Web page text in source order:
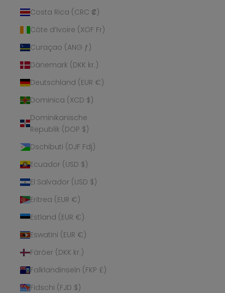
Costa Rica (CRC ₡)
Côte d’Ivoire (XOF Fr)
Curaçao (ANG ƒ)
Dänemark (DKK kr.)
Deutschland (EUR €)
Dominica (XCD $)
Dominikanische
Republik (DOP $)
Dschibuti (DJF Fdj)
Ecuador (USD $)
El Salvador (USD $)
Eritrea (EUR €)
Estland (EUR €)
Eswatini (EUR €)
Färöer (DKK kr.)
Falklandinseln (FKP £)
Fidschi (FJD $)